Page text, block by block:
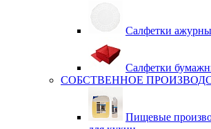
Салфетки
Салфетки
СОБСТВЕННОЕ
Пищевые